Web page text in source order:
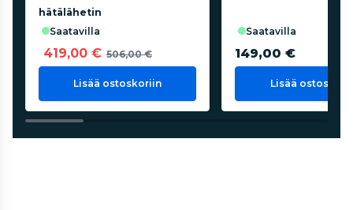
hätälähetin
saatavilla
419,00 € 506,00 €
Lisää ostoskoriin
saatavilla
149,00 €
Lisää